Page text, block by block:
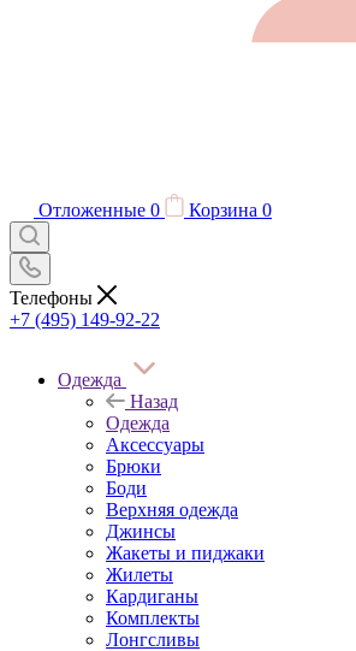
Отложенные 0 Корзина 0
Телефоны
+7 (495) 149-92-22
Одежда
Назад
Одежда
Аксессуары
Брюки
Боди
Верхняя одежда
Джинсы
Жакеты и пиджаки
Жилеты
Кардиганы
Комплекты
Лонгсливы